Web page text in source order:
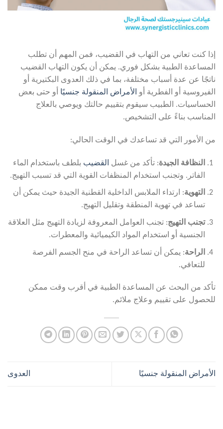
إذا كنت تعاني من التهاب في القضيب، فمن المهم أن تطلب
المساعدة الطبية بشكل فوري. يمكن أن يكون التهاب القضيب
ناتجًا عن عدة أسباب مختلفة، بما في ذلك العدوى البكتيرية أو
الفيروسية أو الفطرية أو الأمراض المنقولة جنسيًا أو حتى بعض
الحساسيات. الطبيب سيقوم بتقييم حالتك ويوصي بالعلاج
المناسب بناءً على التشخيص.
من الأمور التي قد تساعدك في الوقت الحالي:
النظافة الجيدة: تأكد من غسل القضيب بلطف باستخدام الماء
الفاتر. وتجنب استخدام المنظفات القوية التي قد تسبب التهيج.
التهوية: ارتداء الملابس الداخلية القطنية الجيدة حيث يمكن أن
تساعد في تهوية المنطقة وتقليل التهيج.
تجنب التهيج: تجنب العوامل المعروفة لزيادة التهيج مثل العلاقة
الجنسية أو استخدام المواد الكيميائية والمعطرات.
الراحة: يمكن أن تساعد الراحة في منح الجسم الفرصة
للتعافي.
تأكد من البحث عن المساعدة الطبية في أقرب وقت ممكن
للحصول على تقييم وعلاج ملائم.
الأمراض المنقولة جنسيًا العدوى